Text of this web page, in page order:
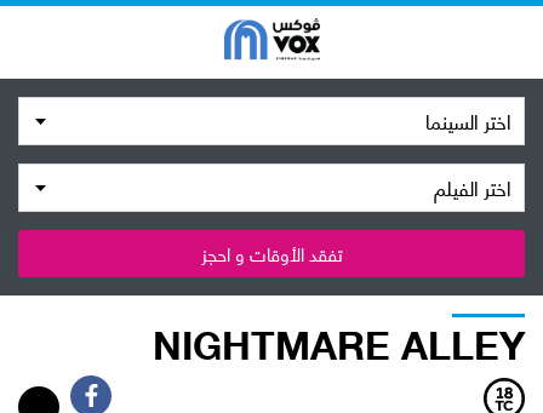
اختر السينما
اختر الفيلم
تفقد الأوقات و احجز
NIGHTMARE ALLEY